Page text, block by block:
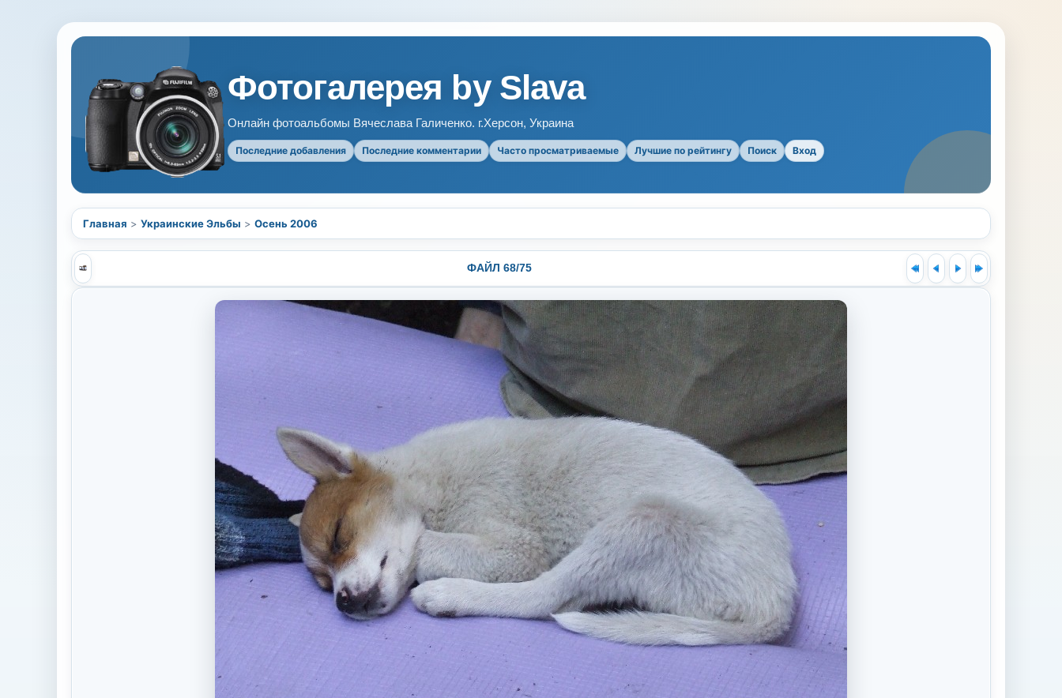
Фотогалерея by Slava
Онлайн фотоальбомы Вячеслава Галиченко. г.Херсон, Украина
Последние добавления Последние комментарии Часто просматриваемые Лучшие по рейтингу Поиск Вход
Главная > Украинские Эльбы > Осень 2006
ФАЙЛ 68/75